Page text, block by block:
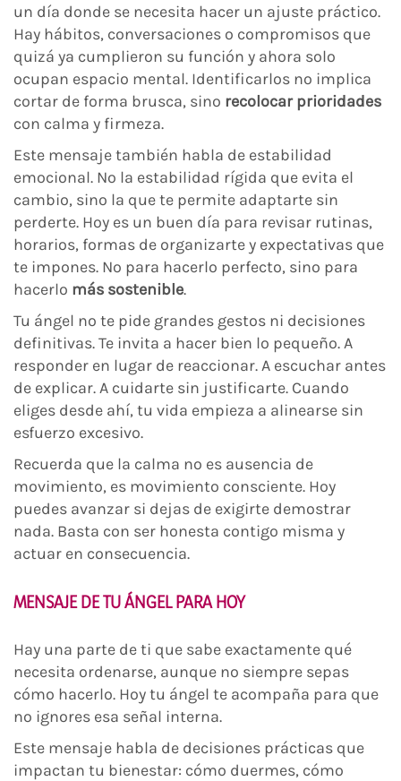
un día donde se necesita hacer un ajuste práctico.
Hay hábitos, conversaciones o compromisos que
quizá ya cumplieron su función y ahora solo
ocupan espacio mental. Identificarlos no implica
cortar de forma brusca, sino recolocar prioridades
con calma y firmeza.
Este mensaje también habla de estabilidad
emocional. No la estabilidad rígida que evita el
cambio, sino la que te permite adaptarte sin
perderte. Hoy es un buen día para revisar rutinas,
horarios, formas de organizarte y expectativas que
te impones. No para hacerlo perfecto, sino para
hacerlo más sostenible.
Tu ángel no te pide grandes gestos ni decisiones
definitivas. Te invita a hacer bien lo pequeño. A
responder en lugar de reaccionar. A escuchar antes
de explicar. A cuidarte sin justificarte. Cuando
eliges desde ahí, tu vida empieza a alinearse sin
esfuerzo excesivo.
Recuerda que la calma no es ausencia de
movimiento, es movimiento consciente. Hoy
puedes avanzar si dejas de exigirte demostrar
nada. Basta con ser honesta contigo misma y
actuar en consecuencia.
MENSAJE DE TU ÁNGEL PARA HOY
Hay una parte de ti que sabe exactamente qué
necesita ordenarse, aunque no siempre sepas
cómo hacerlo. Hoy tu ángel te acompaña para que
no ignores esa señal interna.
Este mensaje habla de decisiones prácticas que
impactan tu bienestar: cómo duermes, cómo